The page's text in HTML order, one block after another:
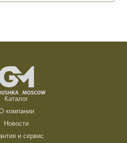
Каталог
компании
Новости
и сервис